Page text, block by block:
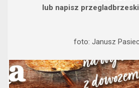
lub napisz
foto: Janusz